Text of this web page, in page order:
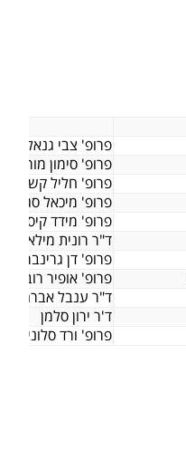
פרופ' צבי גנאל
פרופ' סימון מורן
פרופ' חליל קשקוש
פרופ' מיכאל סגל
פרופ' מידד קיסינגר
ד"ר רונית מילאנו
פרופ' דן גרינברג
פרופ' אופיר רובין
ד"ר ענבל אברהם
ד'ר ירון סלמן
פרופ' ורד סלונים